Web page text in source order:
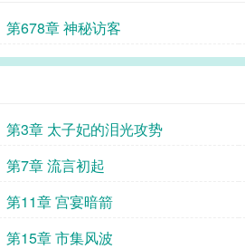
第678章 神秘访客
第3章 太子妃的泪光攻势
第7章 流言初起
第11章 宫宴暗箭
第15章 市集风波